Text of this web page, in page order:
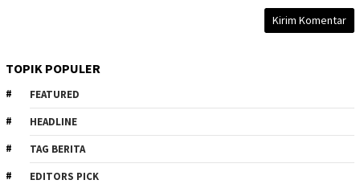
TOPIK POPULER
FEATURED
HEADLINE
TAG BERITA
EDITORS PICK